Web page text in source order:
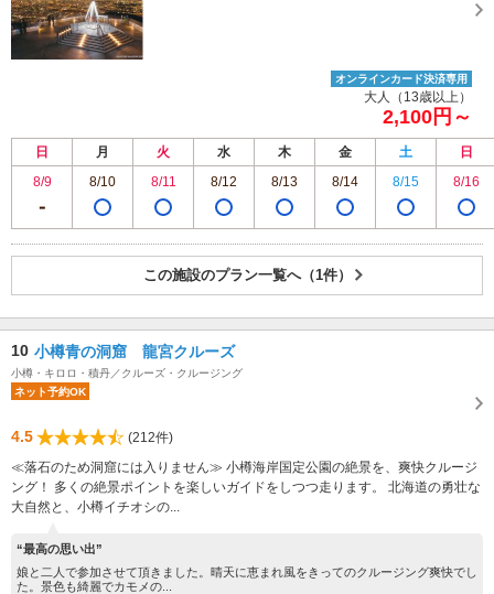
オンラインカード決済専用
大人（13歳以上）
2,100円～
日 月 火 水 木 金 土
日
8/9
8/10 8/11 8/12 8/13 8/14 8/15 8/16
この施設のプラン一覧へ（1件）
10 小樽青の洞窟 龍宮クルーズ
小樽・キロロ・積丹／クルーズ・クルージング
ネット予約OK
4.5
(212件)
≪落石のため洞窟には入りません≫ 小樽海岸国定公園の絶景を、爽快クルージ
ング！ 多くの絶景ポイントを楽しいガイドをしつつ走ります。 北海道の勇壮な
大自然と、小樽イチオシの...
“最高の思い出”
娘と二人で参加させて頂きました。晴天に恵まれ風をきってのクルージング爽快でし
た。景色も綺麗でカモメの...